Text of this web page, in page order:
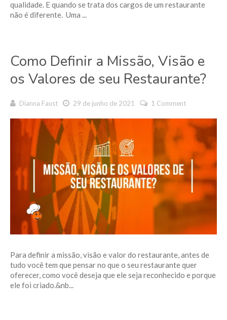
qualidade. E quando se trata dos cargos de um restaurante
não é diferente. Uma ...
Como Definir a Missão, Visão e
os Valores de seu Restaurante?
Dianna Faust 29 de junho de 2021 1 Comment
Para definir a missão, visão e valor do restaurante, antes de
tudo você tem que pensar no que o seu restaurante quer
oferecer, como você deseja que ele seja reconhecido e porque
ele foi criado.&nb...